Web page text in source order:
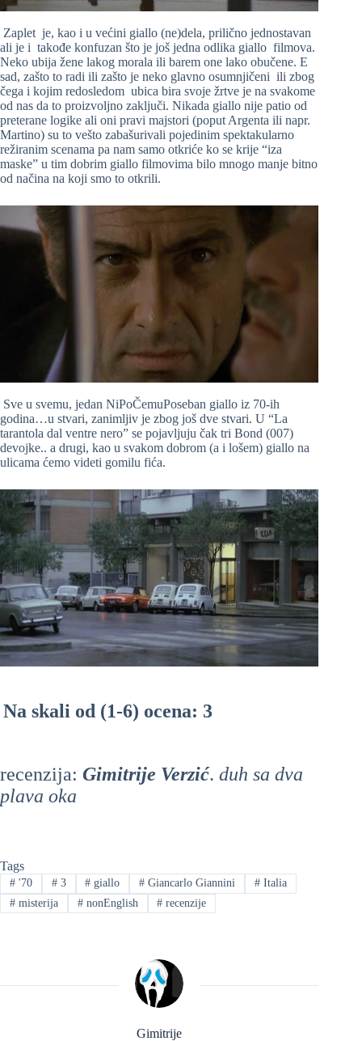
Zaplet je, kao i u većini giallo (ne)dela, prilično jednostavan
ali je i takođe konfuzan što je još jedna odlika giallo filmova.
Neko ubija žene lakog morala ili barem one lako obučene. E
sad, zašto to radi ili zašto je neko glavno osumnjičeni ili zbog
čega i kojim redosledom ubica bira svoje žrtve je na svakome
od nas da to proizvoljno zaključi. Nikada giallo nije patio od
preterane logike ali oni pravi majstori (poput Argenta ili napr.
Martino) su to vešto zabašurivali pojedinim spektakularno
režiranim scenama pa nam samo otkriće ko se krije “iza
maske” u tim dobrim giallo filmovima bilo mnogo manje bitno
od načina na koji smo to otkrili.
Sve u svemu, jedan NiPoČemuPoseban giallo iz 70-ih
godina…u stvari, zanimljiv je zbog još dve stvari. U “La
tarantola dal ventre nero” se pojavljuju čak tri Bond (007)
devojke.. a drugi, kao u svakom dobrom (a i lošem) giallo na
ulicama ćemo videti gomilu fića.
Na skali od (1-6) ocena: 3
recenzija: Gimitrije Verzić. duh sa dva
plava oka
Tags
#'70 #3 # giallo # Giancarlo Giannini # Italia
#misterija #nonEnglish # recenzije
Gimitrije